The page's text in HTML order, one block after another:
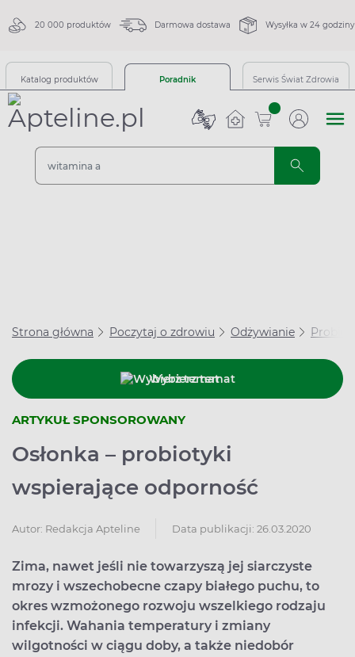
20 000 produktów Darmowa dostawa Wysyłka w 24 godziny
Katalog produktów Poradnik Serwis Świat Zdrowia
sztuk
Strona główna Poczytaj o zdrowiu Odżywianie
Wybierz temat
ARTYKUŁ SPONSOROWANY
Osłonka – probiotyki
wspierające odporność
Autor: Redakcja Apteline Data publikacji: 26.03.2020
Zima, nawet jeśli nie towarzyszą jej siarczyste
mrozy i wszechobecne czapy białego puchu, to
okres wzmożonego rozwoju wszelkiego rodzaju
infekcji. Wahania temperatury i zmiany
wilgotności w ciągu doby, a także niedobór